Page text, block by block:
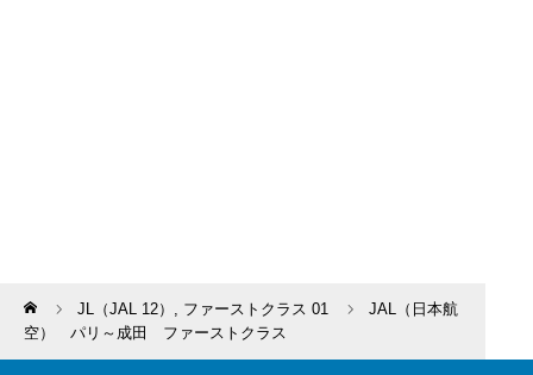
Home JL（JAL 12） , ファーストクラス 01
JAL（日本航
空） パリ～成田 ファーストクラス